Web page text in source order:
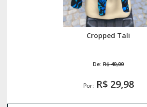
Cropped Tali
De: R$ 40,00
Por:R$ 29,98